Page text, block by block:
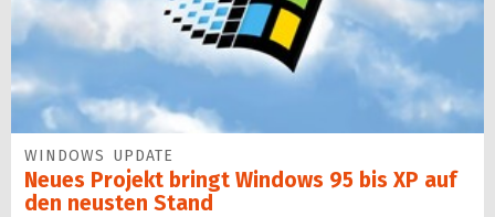
WINDOWS UPDATE
Neues Projekt bringt Windows 95 bis XP auf
den neusten Stand